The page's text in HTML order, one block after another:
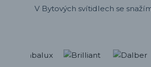
V Bytových svítidlech se